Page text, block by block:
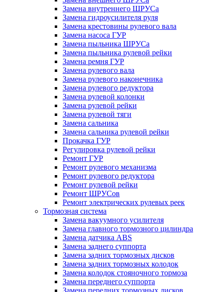
Замена внутреннего ШРУСа
Замена гидроусилителя руля
Замена крестовины рулевого вала
Замена насоса ГУР
Замена пыльника ШРУСа
Замена пыльника рулевой рейки
Замена ремня ГУР
Замена рулевого вала
Замена рулевого наконечника
Замена рулевого редуктора
Замена рулевой колонки
Замена рулевой рейки
Замена рулевой тяги
Замена сальника
Замена сальника рулевой рейки
Прокачка ГУР
Регулировка рулевой рейки
Ремонт ГУР
Ремонт рулевого механизма
Ремонт рулевого редуктора
Ремонт рулевой рейки
Ремонт ШРУСов
Ремонт электрических рулевых реек
Тормозная система
Замена вакуумного усилителя
Замена главного тормозного цилиндра
Замена датчика ABS
Замена заднего суппорта
Замена задних тормозных дисков
Замена задних тормозных колодок
Замена колодок стояночного тормоза
Замена переднего суппорта
Замена передних тормозных дисков